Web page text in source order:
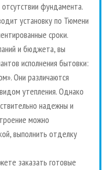
фундамента.
установку по Тюмени
сроки.
и бюджета, вы
исполнения бытовки:
Они различаются
утепления. Однако
надежны и
можно
выполнить отделку
заказать готовые